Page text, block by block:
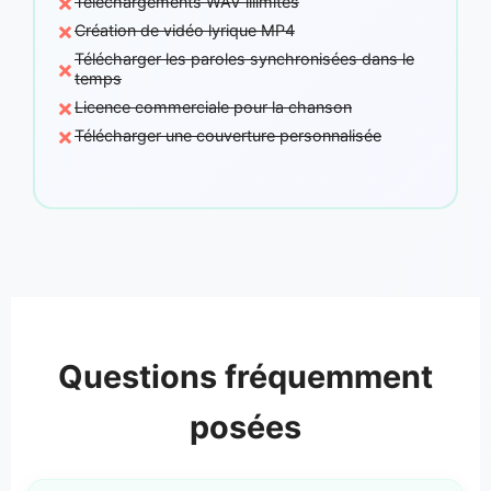
×Création de vidéo lyrique MP4
×Télécharger les paroles synchronisées dans le
temps
×Licence commerciale pour la chanson
×Télécharger une couverture personnalisée
Questions fréquemment
posées